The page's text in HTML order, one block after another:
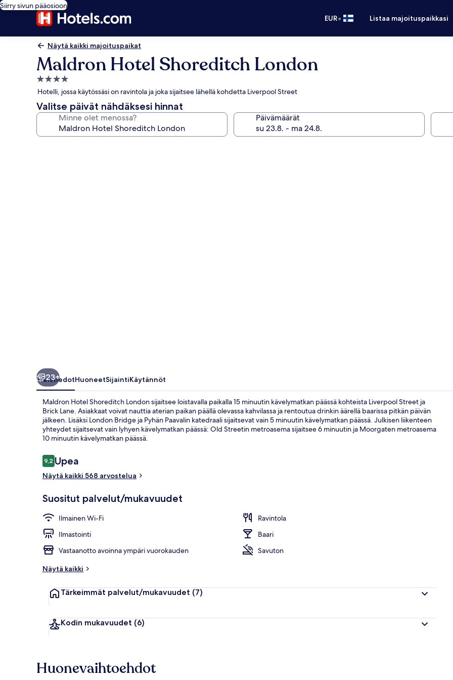
Siirry sivun pääosioon
EUR• Listaa majoituspaikkasi
Näytä kaikki majoituspaikat
Maldron Hotel Shoreditch London
4.0
tähden
majoituspaikka
Hotelli, jossa käytössäsi on ravintola ja joka sijaitsee lähellä kohdetta Liverpool Street
Valitse päivät nähdäksesi hinnat
Minne olet menossa? Päivämäärät
Näkymä
23+
YleistiedotHuoneetSijaintiKäytännöt
Maldron Hotel Shoreditch London sijaitsee loistavalla paikalla 15 minuutin kävelymatkan päässä kohteista Liverpool Street ja
Brick Lane. Asiakkaat voivat nauttia aterian paikan päällä olevassa kahvilassa ja rentoutua drinkin äärellä baarissa pitkän päivän
jälkeen. Lisäksi London Bridge ja Pyhän Paavalin katedraali sijaitsevat vain 5 minuutin kävelymatkan päässä. Julkisen liikenteen
yhteydet sijaitsevat vain lyhyen kävelymatkan päässä: Old Streetin metroasema sijaitsee 6 minuutin ja Moorgaten metroasema
10 minuutin kävelymatkan päässä.
Arvostelut
9,29,2 kautta 10.
Upea
Näytä kaikki 568 arvostelua
Suositut palvelut/mukavuudet
Ilmainen Wi-Fi
Ravintola
Ilmastointi
Baari
Vastaanotto avoinna ympäri vuorokauden
Savuton
Näytä kaikki
Tärkeimmät palvelut/mukavuudet (7)
Kodin mukavuudet (6)
Huonevaihtoehdot